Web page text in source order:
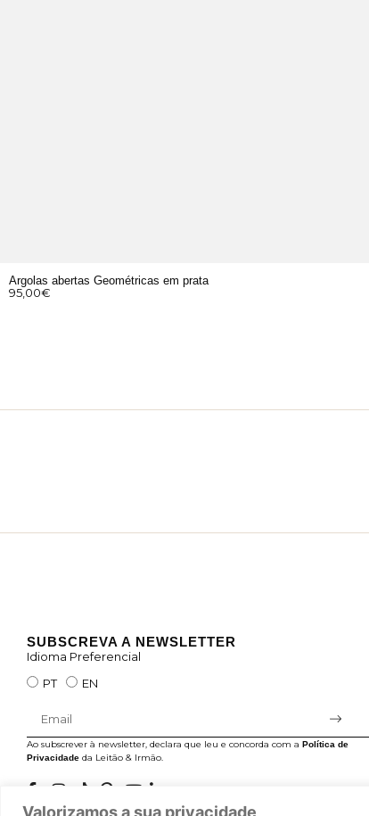
Valorizamos a sua privacidade
Argolas abertas Geométricas em prata
95,00€
SUBSCREVA A NEWSLETTER
Idioma Preferencial
PT
EN
Ao subscrever à newsletter, declara que leu e concorda com a Política de
Privacidade da Leitão & Irmão.